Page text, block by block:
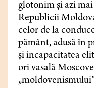
glotonim și azi
Republicii
celor de la
pământ, adusă în
și incapacitatea
ori vasală